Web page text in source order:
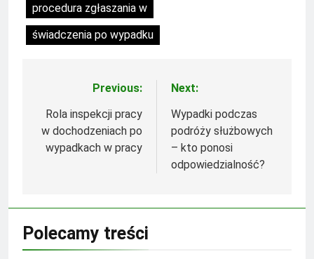
procedura zgłaszania w
świadczenia po wypadku
Nawigacja
wpisu
Previous:
Rola inspekcji pracy
w dochodzeniach po
wypadkach w pracy
Next:
Wypadki podczas
podróży służbowych
– kto ponosi
odpowiedzialność?
Polecamy treści